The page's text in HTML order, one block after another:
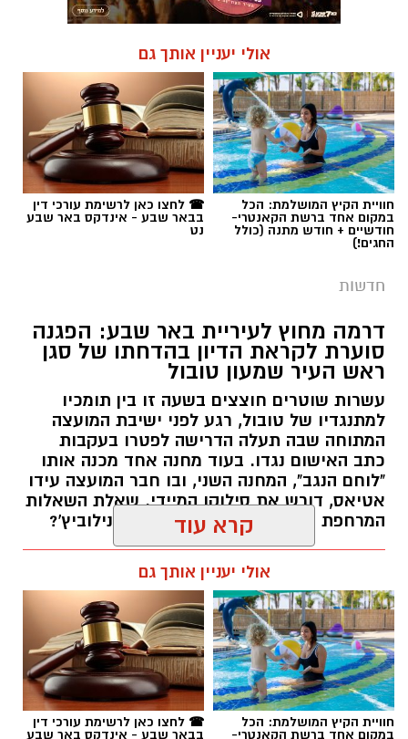
אולי יעניין אותך גם
חוויית הקיץ המושלמת: הכל
במקום אחד ברשת הקאנטרי-
חודשיים + חודש מתנה (כולל
החגים!)
☎ לחצו כאן לרשימת עורכי דין
בבאר שבע - אינדקס באר שבע
נט
חדשות
דרמה מחוץ לעיריית באר שבע: הפגנה
סוערת לקראת הדיון בהדחתו של סגן
ראש העיר שמעון טובול
עשרות שוטרים חוצצים בשעה זו בין תומכיו
למתנגדיו של טובול, רגע לפני ישיבת המועצה
המתוחה שבה תעלה הדרישה לפטרו בעקבות
כתב האישום נגדו. בעוד מחנה אחד מכנה אותו
"לוחם הנגב", המחנה השני, ובו חבר המועצה עידו
אטיאס, דורש את סילוקו המיידי. שאלת השאלות
המרחפת באוויר: כיצד יכריע רוביק דנילוביץ'?
תגים:שמעון טובול
קרא עוד
אולי יעניין אותך גם
חוויית הקיץ המושלמת: הכל
במקום אחד ברשת הקאנטרי-
☎ לחצו כאן לרשימת עורכי דין
בבאר שבע - אינדקס באר שבע